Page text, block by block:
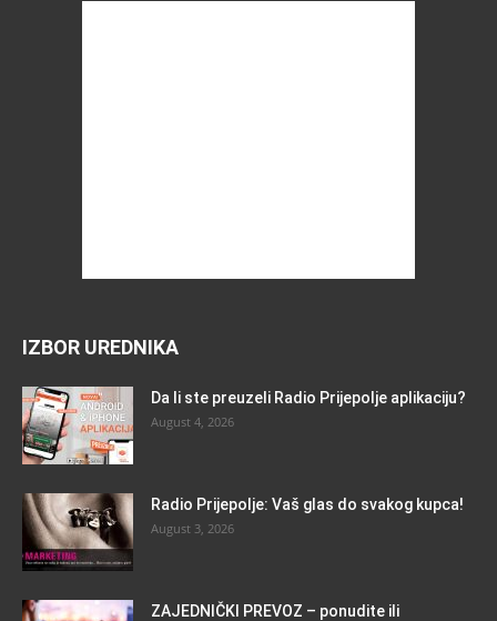
IZBOR UREDNIKA
Da li ste preuzeli Radio Prijepolje aplikaciju?
August 4, 2026
Radio Prijepolje: Vaš glas do svakog kupca!
August 3, 2026
ZAJEDNIČKI PREVOZ – ponudite ili